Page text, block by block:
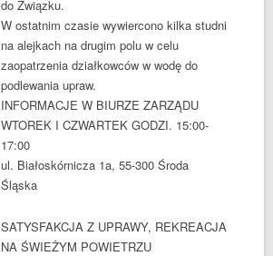
do Związku.
W ostatnim czasie wywiercono kilka studni
na alejkach na drugim polu w celu
zaopatrzenia działkowców w wodę do
podlewania upraw.
INFORMACJE W BIURZE ZARZĄDU
WTOREK I CZWARTEK GODZI. 15:00-
17:00
ul. Białoskórnicza 1a, 55-300 Środa
Śląska
SATYSFAKCJA Z UPRAWY, REKREACJA
NA ŚWIEŻYM POWIETRZU